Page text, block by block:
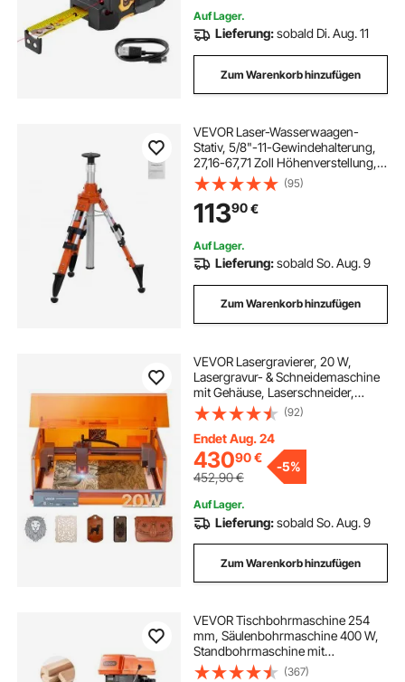
Auf Lager.
Lieferung:sobald Di. Aug. 11
Zum Warenkorb hinzufügen
VEVOR Laser-Wasserwaagen-
Stativ, 5/8"-11-Gewindehalterung,
27,16-67,71 Zoll Höhenverstellung,
robustes Vermessungsstativ, mit
Wasserwaage und
Diffusionsbegrenzer, anhebbare,
rutschfeste Füße für den Bau
(95)
11390€
Auf Lager.
Lieferung:sobald So. Aug. 9
Zum Warenkorb hinzufügen
VEVOR Lasergravierer, 20 W,
Lasergravur- & Schneidemaschine
mit Gehäuse, Laserschneider,
Graviermaschine, 7000 mm/min,
300x300 mm Arbeitsbereich, für
Holz, Leder, Glas, bestimmte
Metalle, Klasse 1
(92)
Endet Aug. 24
43090€
452,90€
-5%
Auf Lager.
Lieferung:sobald So. Aug. 9
Zum Warenkorb hinzufügen
VEVOR Tischbohrmaschine 254
mm, Säulenbohrmaschine 400 W,
Standbohrmaschine mit
Drehzahlregelung 440 bis 2600
(367)